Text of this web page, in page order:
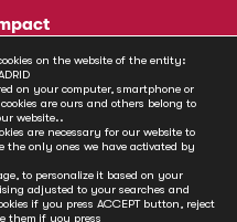
on the website of the entity:
on your computer, smartphone or
are ours and others belong to
website..
are necessary for our website to
the only ones we have activated by
to personalize it based on your
adjusted to your searches and
if you press ACCEPT button, reject
them if you press